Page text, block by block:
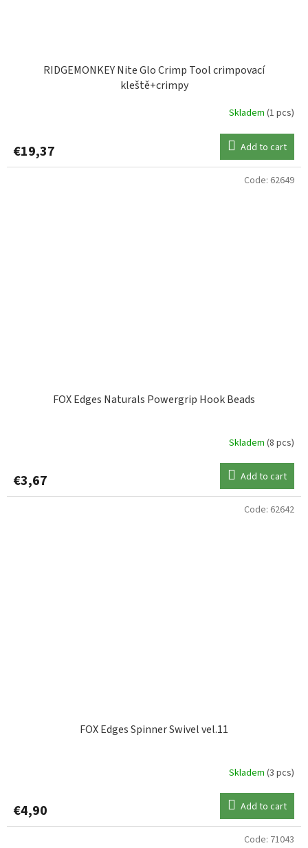
RIDGEMONKEY Nite Glo Crimp Tool crimpovací
kleště+crimpy
Skladem (1 pcs)
€19,37 Add to cart
FOX Edges Naturals Powergrip Hook Beads
Skladem (8 pcs)
€3,67 Add to cart
Code: 62649
FOX Edges Spinner Swivel vel.11
Skladem (3 pcs)
€4,90 Add to cart
Code: 62642
Code: 71043